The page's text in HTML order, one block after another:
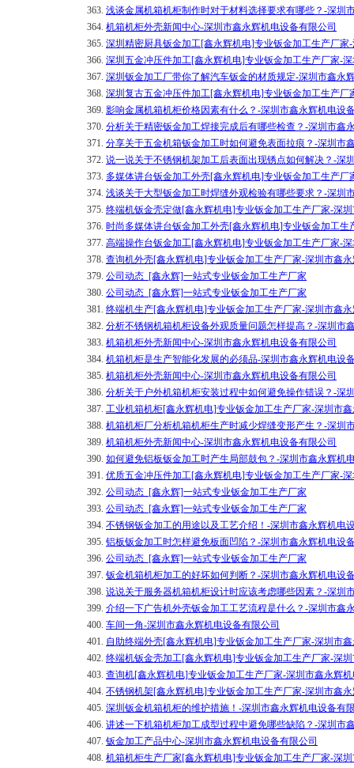
363. 浅谈金属机箱机柜制作时对于材料选择要求有哪些？-深圳
364. 机箱机柜外壳新闻中心-深圳市鑫永辉机电设备有限公司
365. 深圳精密厨具钣金加工[鑫永辉机电]专业钣金加工生产厂家
366. 深圳五金冲压件加工[鑫永辉机电]专业钣金加工生产厂家-
367. 深圳钣金加工厂带你了解汽车钣金的材质规定-深圳市鑫永
368. 深圳复古五金冲压件加工[鑫永辉机电]专业钣金加工生产厂
369. 影响金属机箱机柜价格因素有什么？-深圳市鑫永辉机电设
370. 分析关于精密钣金加工焊接完成后有哪些检查？-深圳市鑫
371. 分享关于五金机箱钣金加工时如何避免表面拉痕？-深圳市
372. 说一说关于不锈钢机架加工后表面出现锈点如何解决？-深
373. 多媒体讲台钣金加工外壳[鑫永辉机电]专业钣金加工生产
374. 浅谈关于大型钣金加工时焊缝外观检验有哪些要求？-深圳
375. 终端机钣金壳定做[鑫永辉机电]专业钣金加工生产厂家-深
376. 时尚多媒体讲台钣金加工外壳[鑫永辉机电]专业钣金加工
377. 高端操作台钣金加工[鑫永辉机电]专业钣金加工生产厂家-
378. 查询机外壳[鑫永辉机电]专业钣金加工生产厂家-深圳市鑫
379. 公司动态_[鑫永辉]一站式专业钣金加工生产厂家
380. 公司动态_[鑫永辉]一站式专业钣金加工生产厂家
381. 终端机生产[鑫永辉机电]专业钣金加工生产厂家-深圳市鑫
382. 分析不锈钢机箱机柜设备外观质量问题怎样提高？-深圳市
383. 机箱机柜外壳新闻中心-深圳市鑫永辉机电设备有限公司
384. 机箱机柜是生产智能化发展的必须品-深圳市鑫永辉机电设
385. 机箱机柜外壳新闻中心-深圳市鑫永辉机电设备有限公司
386. 分析关于户外机箱机柜安装过程中如何避免操作错误？-深
387. 工业机箱机柜[鑫永辉机电]专业钣金加工生产厂家-深圳市
388. 机箱机柜厂分析机箱机柜生产时减少焊缝变形产生？-深圳
389. 机箱机柜外壳新闻中心-深圳市鑫永辉机电设备有限公司
390. 如何避免铝板钣金加工时产生局部鼓包？-深圳市鑫永辉机
391. 优质五金冲压件加工[鑫永辉机电]专业钣金加工生产厂家-
392. 公司动态_[鑫永辉]一站式专业钣金加工生产厂家
393. 公司动态_[鑫永辉]一站式专业钣金加工生产厂家
394. 不锈钢钣金加工的用途以及工艺介绍！-深圳市鑫永辉机电
395. 铝板钣金加工时怎样避免板面凹陷？-深圳市鑫永辉机电设
396. 公司动态_[鑫永辉]一站式专业钣金加工生产厂家
397. 钣金机箱机柜加工的好坏如何判断？-深圳市鑫永辉机电设
398. 说说关于服务器机箱机柜设计时应该考虑哪些因素？-深圳
399. 介绍一下广告机外壳钣金加工工艺流程是什么？-深圳市鑫
400. 车间一角-深圳市鑫永辉机电设备有限公司
401. 自助终端外壳[鑫永辉机电]专业钣金加工生产厂家-深圳市
402. 终端机钣金壳加工[鑫永辉机电]专业钣金加工生产厂家-深
403. 查询机[鑫永辉机电]专业钣金加工生产厂家-深圳市鑫永辉
404. 不锈钢机架[鑫永辉机电]专业钣金加工生产厂家-深圳市鑫
405. 深圳钣金机箱机柜的维护措施！-深圳市鑫永辉机电设备有
406. 讲述一下机箱机柜加工成型过程中避免哪些缺陷？-深圳市
407. 钣金加工产品中心-深圳市鑫永辉机电设备有限公司
408. 机箱机柜生产厂家[鑫永辉机电]专业钣金加工生产厂家-深